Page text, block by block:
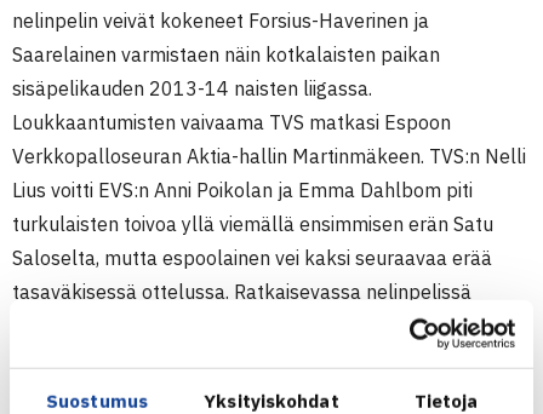
Suostumus Yksityiskohdat Tietoja
nelinpelin veivät kokeneet Forsius-Haverinen ja
Saarelainen varmistaen näin kotkalaisten paikan
sisäpelikauden 2013-14 naisten liigassa.
Loukkaantumisten vaivaama TVS matkasi Espoon
Verkkopalloseuran Aktia-hallin Martinmäkeen. TVS:n Nelli
Lius voitti EVS:n Anni Poikolan ja Emma Dahlbom piti
turkulaisten toivoa yllä viemällä ensimmisen erän Satu
Saloselta, mutta espoolainen vei kaksi seuraavaa erää
tasaväkisessä ottelussa. Ratkaisevassa nelinpelissä
espoolaisilla ei ollut hätään, vaan naisten SM-liigapaikka